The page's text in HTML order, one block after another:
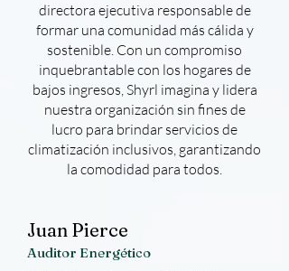
directora ejecutiva responsable de
formar una comunidad más cálida y
sostenible. Con un compromiso
inquebrantable con los hogares de
bajos ingresos, Shyrl imagina y lidera
nuestra organización sin fines de
lucro para brindar servicios de
climatización inclusivos, garantizando
la comodidad para todos.
Juan Pierce
Auditor Energético